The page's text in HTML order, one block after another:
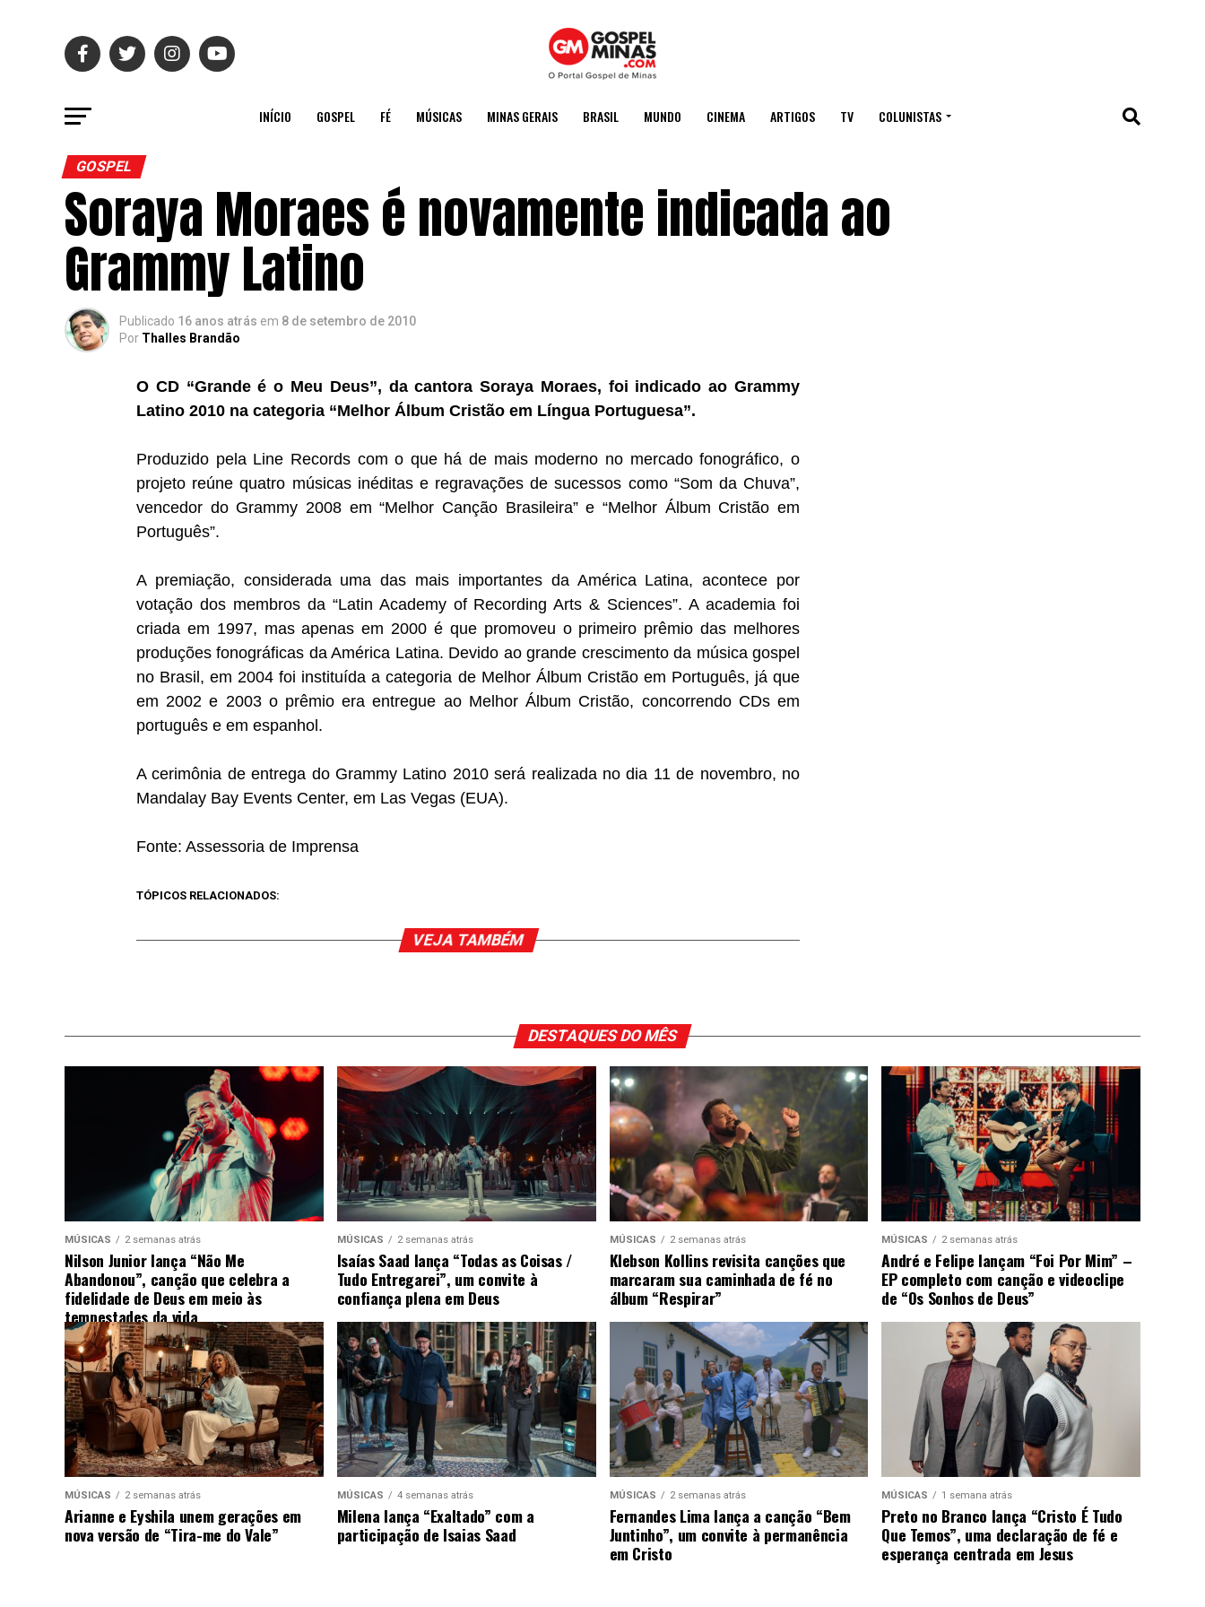
INÍCIO GOSPEL FÉ MÚSICAS MINAS GERAIS BRASIL MUNDO CINEMA ARTIGOS TV COLUNISTAS
GOSPEL
Soraya Moraes é novamente indicada ao
Grammy Latino
Publicado 16 anos atrás em 8 de setembro de 2010
Por Thalles Brandão
O CD “Grande é o Meu Deus”, da cantora Soraya Moraes, foi indicado ao Grammy
Latino 2010 na categoria “Melhor Álbum Cristão em Língua Portuguesa”.
Produzido pela Line Records com o que há de mais moderno no mercado fonográfico, o
projeto reúne quatro músicas inéditas e regravações de sucessos como “Som da Chuva”,
vencedor do Grammy 2008 em “Melhor Canção Brasileira” e “Melhor Álbum Cristão em
Português”.
A premiação, considerada uma das mais importantes da América Latina, acontece por
votação dos membros da “Latin Academy of Recording Arts & Sciences”. A academia foi
criada em 1997, mas apenas em 2000 é que promoveu o primeiro prêmio das melhores
produções fonográficas da América Latina. Devido ao grande crescimento da música gospel
no Brasil, em 2004 foi instituída a categoria de Melhor Álbum Cristão em Português, já que
em 2002 e 2003 o prêmio era entregue ao Melhor Álbum Cristão, concorrendo CDs em
português e em espanhol.
A cerimônia de entrega do Grammy Latino 2010 será realizada no dia 11 de novembro, no
Mandalay Bay Events Center, em Las Vegas (EUA).
Fonte: Assessoria de Imprensa
TÓPICOS RELACIONADOS:
VEJA TAMBÉM
DESTAQUES DO MÊS
MÚSICAS 2 semanas atrás
Nilson Junior lança “Não Me
Abandonou”, canção que celebra a
fidelidade de Deus em meio às
tempestades da vida
MÚSICAS 2 semanas atrás
Isaías Saad lança “Todas as Coisas /
Tudo Entregarei”, um convite à
confiança plena em Deus
MÚSICAS 2 semanas atrás
Klebson Kollins revisita canções que
marcaram sua caminhada de fé no
álbum “Respirar”
MÚSICAS 2 semanas atrás
André e Felipe lançam “Foi Por Mim” –
EP completo com canção e videoclipe
de “Os Sonhos de Deus”
MÚSICAS 2 semanas atrás
Arianne e Eyshila unem gerações em
nova versão de “Tira-me do Vale”
MÚSICAS 4 semanas atrás
Milena lança “Exaltado” com a
participação de Isaias Saad
MÚSICAS 2 semanas atrás
Fernandes Lima lança a canção “Bem
Juntinho”, um convite à permanência
em Cristo
MÚSICAS 1 semana atrás
Preto no Branco lança “Cristo É Tudo
Que Temos”, uma declaração de fé e
esperança centrada em Jesus